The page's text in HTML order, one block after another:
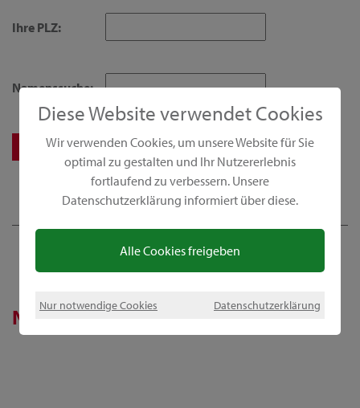
Diese Website verwendet Cookies
Wir verwenden Cookies, um unsere Website für Sie
optimal zu gestalten und Ihr Nutzererlebnis
fortlaufend zu verbessern. Unsere
Datenschutzerklärung informiert über diese.
Alle Cookies freigeben
Nur notwendige Cookies Datenschutzerklärung
Ihre PLZ:
Namenssuche:
News